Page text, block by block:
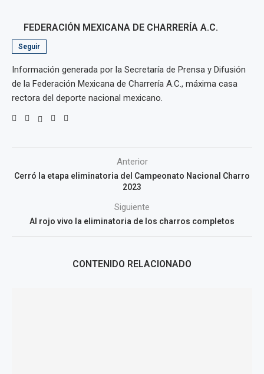
FEDERACIÓN MEXICANA DE CHARRERÍA A.C.
Seguir
Información generada por la Secretaría de Prensa y Difusión
de la Federación Mexicana de Charrería A.C., máxima casa
rectora del deporte nacional mexicano.
Anterior
Cerró la etapa eliminatoria del Campeonato Nacional Charro
2023
Siguiente
Al rojo vivo la eliminatoria de los charros completos
CONTENIDO RELACIONADO